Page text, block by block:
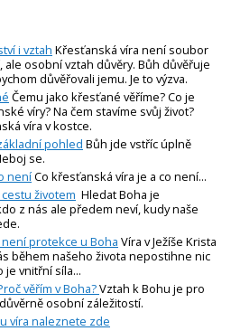
i vztah Křesťanská víra není soubor
osobní vztah důvěry. Bůh důvěřuje
důvěřovali jemu. Je to výzva.
Čemu jako křesťané věříme? Co je
víry? Na čem stavíme svůj život?
víra v kostce.
pohled Bůh jde vstříc úplně
se.
neníCo křesťanská víra je a co není...
životem Hledat Boha je
z nás ale předem neví, kudy naše
není protekce u Boha Víra v Ježíše Krista
během našeho života nepostihne nic
je vnitřní síla...
věřím v Boha?Vztah k Bohu je pro
osobní záležitostí.
víra naleznete zde